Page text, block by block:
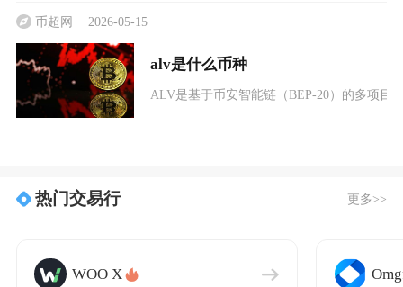
币超网 2026-05-15
alv是什么币种
ALV是基于币安智能链（BEP-20）的多项目
热门交易行 更多>>
WOO X